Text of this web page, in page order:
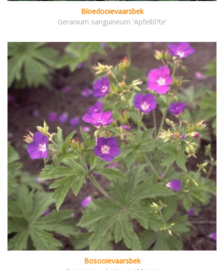
Bloedooievaarsbek
Geranium sanguineum 'Apfelbl?te'
Bosooievaarsbek